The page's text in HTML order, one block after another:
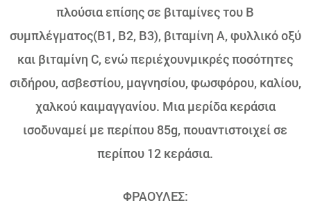
πλούσια επίσης σε βιταμίνες του Β
συμπλέγματος(Β1, Β2, Β3), βιταμίνη Α, φυλλικό οξύ
και βιταμίνη C, ενώ περιέχουνμικρές ποσότητες
σιδήρου, ασβεστίου, μαγνησίου, φωσφόρου, καλίου,
χαλκού καιμαγγανίου. Μια μερίδα κεράσια
ισοδυναμεί με περίπου 85g, πουαντιστοιχεί σε
περίπου 12 κεράσια.
ΦΡΑΟΥΛΕΣ: